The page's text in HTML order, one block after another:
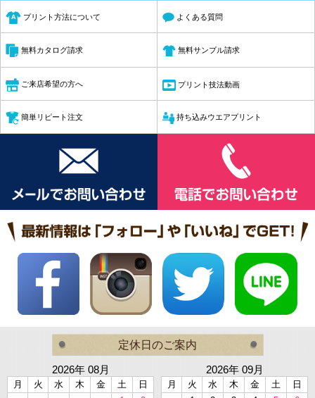
プリント方法について よくある質問
無料カタログ請求 無料サンプル請求
ご来店希望の方へ プリント技法動画
簡単リピート注文 持ち込みウエアプリント
定休日のご案内
2026年 08月
月 火 水 木 金 土
日
2026年 09月
月 火 水 木 金 土
日